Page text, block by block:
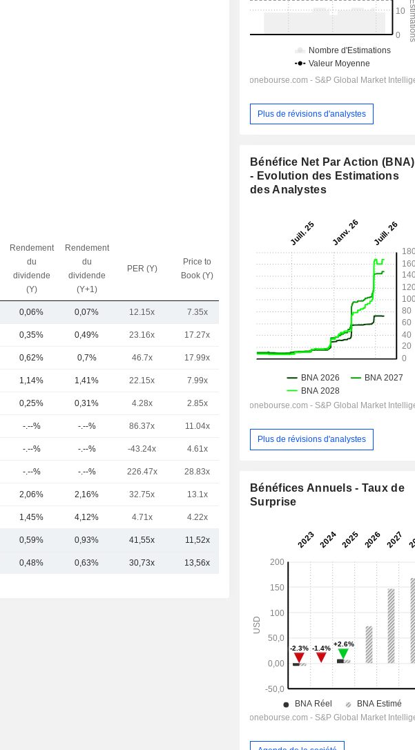
Rendement
du
dividende
(Y)
Rendement
du
dividende
(Y+1)
PER (Y)
Price to
Book (Y)
0,06% 0,07% 12.15x 7.35x 7.34x
0,35% 0,49% 23.16x 17.27x 13.06x
0,62% 0,7% 46.7x 17.99x 19.1x
1,14% 1,41% 22.15x 7.99x
0,25% 0,31% 4.28x 2.85x 2.58x
-.--% -.--% 86.37x 11.04x
-.--% -.--% -43.24x 4.61x 8.33x
-.--% -.--% 226.47x 28.83x
2,06% 2,16% 32.75x 13.1x 11.87x
1,45% 4,12% 4.71x 4.22x
0,59% 0,93% 41,55x 11,52x
0,48% 0,63% 30,73x 13,56x
Plus de révisions d'analystes
Bénéfice Net Par Action (BNA)
- Evolution des Estimations
des Analystes
Plus de révisions d'analystes
Bénéfices Annuels - Taux de
Surprise